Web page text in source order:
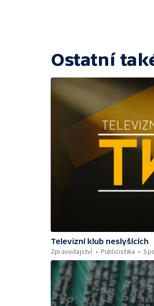
Ostatní
Televizní klub neslyšících
Zpravodajství
Publicistika